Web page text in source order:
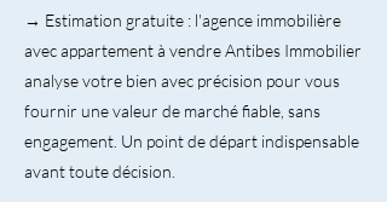
→ Estimation gratuite : l'agence immobilière
avec appartement à vendre Antibes Immobilier
analyse votre bien avec précision pour vous
fournir une valeur de marché fiable, sans
engagement. Un point de départ indispensable
avant toute décision.